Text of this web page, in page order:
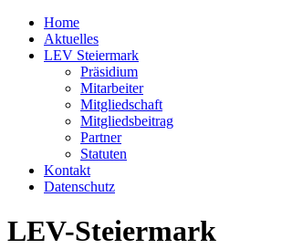
Home
Aktuelles
LEV Steiermark
Präsidium
Mitarbeiter
Mitgliedschaft
Mitgliedsbeitrag
Partner
Statuten
Kontakt
Datenschutz
LEV-Steiermark